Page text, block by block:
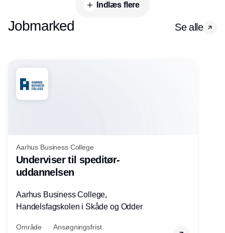
Indlæs flere
Jobmarked Se alle
Aarhus Business College
Underviser til speditør-
uddannelsen
Aarhus Business College,
Handelsfagskolen i Skåde og Odder
Område
Ansøgningsfrist